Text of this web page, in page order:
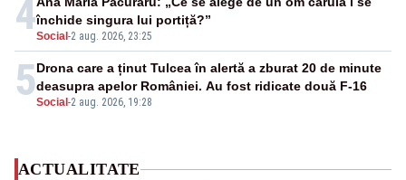
4Social -2 aug. 2026, 23:25
închide singura lui portiță?”
5Social -2 aug. 2026, 19:28
Drona care a ținut Tulcea în alertă a zburat 20 de minute
deasupra apelor României. Au fost ridicate două F-16
ACTUALITATE